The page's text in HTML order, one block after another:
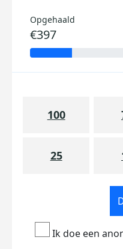
Opgehaald
€397
100
25
Ik doe een